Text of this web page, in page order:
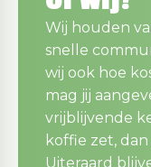
Wij houden
snelle
wij ook hoe
mag jij
vrijblijvende
koffie zet,
Uiteraard